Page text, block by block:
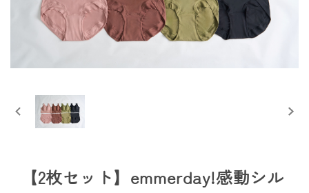
【2枚セット】emmerday!感動シル